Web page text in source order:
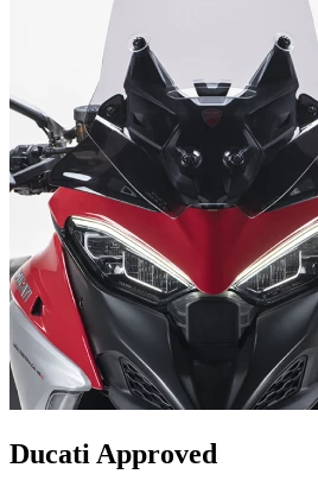
Ducati Approved